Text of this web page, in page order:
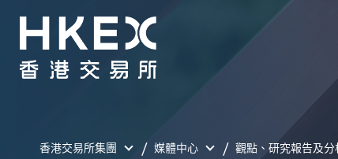
香港交易所集團 媒體中心 觀點、研究報告及分